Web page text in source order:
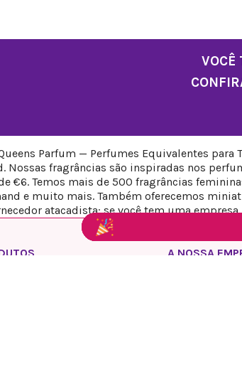
VOCÊ
Parfum — Perfumes Equivalentes
Nossas fragrâncias são inspiradas nos
€6. Temos mais de 500 fragrâncias
e muito mais. Também oferecemos
atacadista: se você tem uma
A NOSSA